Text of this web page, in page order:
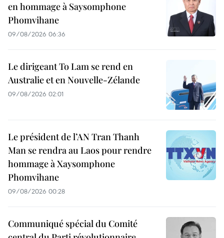
en hommage à Saysomphone
Phomvihane
09/08/2026 06:36
Le dirigeant To Lam se rend en
Australie et en Nouvelle-Zélande
09/08/2026 02:01
Le président de l’AN Tran Thanh
Man se rendra au Laos pour rendre
hommage à Xaysomphone
Phomvihane
09/08/2026 00:28
Communiqué spécial du Comité